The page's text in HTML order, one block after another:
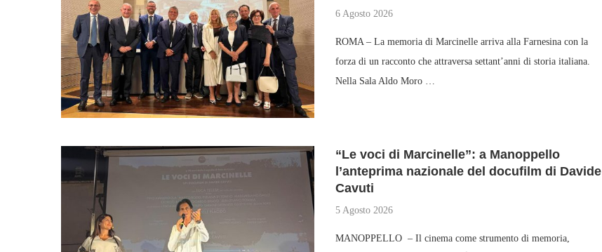
6 Agosto 2026
ROMA – La memoria di Marcinelle arriva alla Farnesina con la
forza di un racconto che attraversa settant’anni di storia italiana.
Nella Sala Aldo Moro …
“Le voci di Marcinelle”: a Manoppello
l’anteprima nazionale del docufilm di Davide
Cavuti
5 Agosto 2026
MANOPPELLO – Il cinema come strumento di memoria,